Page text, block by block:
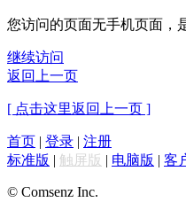
您访问的页面无手机页面，
继续访问
返回上一页
[ 点击这里返回上一页 ]
首页 | 登录 | 注册
标准版 | 触屏版 | 电脑版 | 客
© Comsenz Inc.